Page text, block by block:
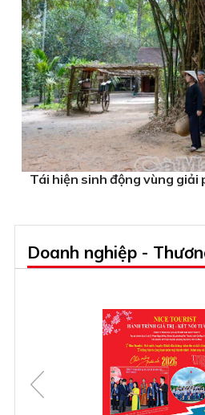
Tái hiện sinh động vùng giải
Doanh nghiệp -